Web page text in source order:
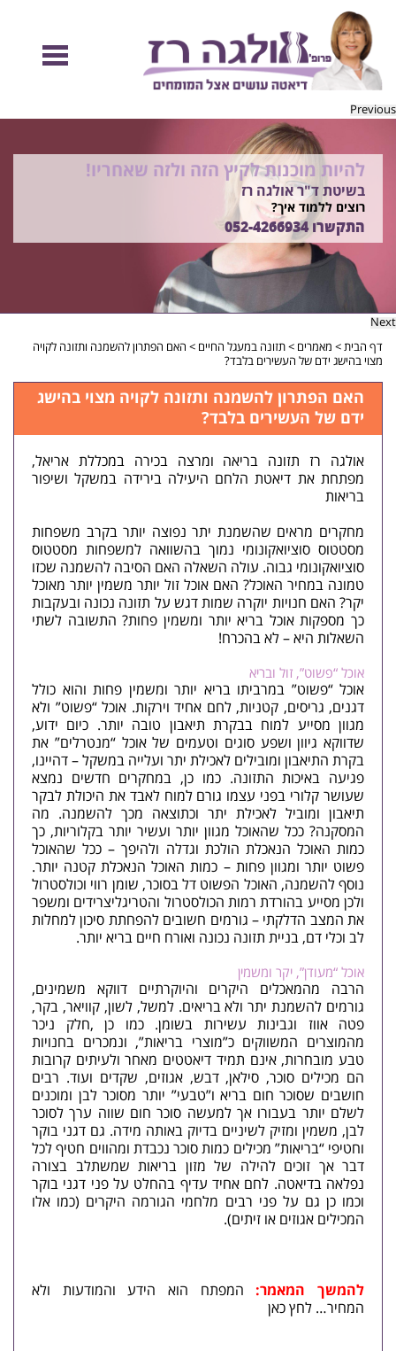
Previous
להיות מוכנות לקיץ הזה ולזה שאחריו!
בשיטת ד"ר אולגה רז
רוצים ללמוד איך?
התקשרו052-4266934
אוכלים טעים ובריא ללא תחושת רעב
ויורדים במשקל
הצטרפו לקבוצות הרזיה ותזונה בריאה של פרופ' אולגה רז
להרשמה052-4266934
Next
דף הבית> מאמרים >תזונה במעגל החיים > האם הפתרון להשמנה ותזונה לקויה
מצוי בהישג ידם של העשירים בלבד?
האם הפתרון להשמנה ותזונה לקויה מצוי בהישג
ידם של העשירים בלבד?
אולגה רז תזונה בריאה ומרצה בכירה במכללת אריאל,
מפתחת את דיאטת הלחם היעילה בירידה במשקל ושיפור
בריאות
מחקרים מראים שהשמנת יתר נפוצה יותר בקרב משפחות
מסטטוס סוציואקונומי נמוך בהשוואה למשפחות מסטטוס
סוציואקונומי גבוה. עולה השאלה האם הסיבה להשמנה שכזו
טמונה במחיר האוכל? האם אוכל זול יותר משמין יותר מאוכל
יקר? האם חנויות יוקרה שמות דגש על תזונה נכונה ובעקבות
כך מספקות אוכל בריא יותר ומשמין פחות? התשובה לשתי
השאלות היא – לא בהכרח!
אוכל “פשוט”, זול ובריא
אוכל “פשוט” במרביתו בריא יותר ומשמין פחות והוא כולל
דגנים, גריסים, קטניות, לחם אחיד וירקות. אוכל “פשוט” ולא
מגוון מסייע למוח בבקרת תיאבון טובה יותר. כיום ידוע,
שדווקא גיוון ושפע סוגים וטעמים של אוכל “מנטרלים” את
בקרת התיאבון ומובילים לאכילת יתר ועלייה במשקל – דהיינו,
פגיעה באיכות התזונה. כמו כן, במחקרים חדשים נמצא
שעושר קלורי בפני עצמו גורם למוח לאבד את היכולת לבקר
תיאבון ומוביל לאכילת יתר וכתוצאה מכך להשמנה. מה
המסקנה? ככל שהאוכל מגוון יותר ועשיר יותר בקלוריות, כך
כמות האוכל הנאכלת הולכת וגדלה ולהיפך – ככל שהאוכל
פשוט יותר ומגוון פחות – כמות האוכל הנאכלת קטנה יותר.
נוסף להשמנה, האוכל הפשוט דל בסוכר, שומן רווי וכולסטרול
ולכן מסייע בהורדת רמות הכולסטרול והטריגליצרידים ומשפר
את המצב הדלקתי – גורמים חשובים להפחתת סיכון למחלות
לב וכלי דם, בניית תזונה נכונה ואורח חיים בריא יותר.
אוכל “מעודן”, יקר ומשמין
הרבה מהמאכלים היקרים והיוקרתיים דווקא משמינים,
גורמים להשמנת יתר ולא בריאים. למשל, לשון, קוויאר, בקר,
פטה אווז וגבינות עשירות בשומן. כמו כן ,חלק ניכר
מהמוצרים המשווקים כ”מוצרי בריאות”, ונמכרים בחנויות
טבע מובחרות, אינם תמיד דיאטטים מאחר ולעיתים קרובות
הם מכילים סוכר, סילאן, דבש, אגוזים, שקדים ועוד. רבים
חושבים שסוכר חום בריא ו”טבעי” יותר מסוכר לבן ומוכנים
לשלם יותר בעבורו אך למעשה סוכר חום שווה ערך לסוכר
לבן, משמין ומזיק לשיניים בדיוק באותה מידה. גם דגני בוקר
וחטיפי “בריאות” מכילים כמות סוכר נכבדת ומהווים חטיף לכל
דבר אך זוכים להילה של מזון בריאות שמשתלב בצורה
נפלאה בדיאטה. לחם אחיד עדיף בהחלט על פני דגני בוקר
וכמו כן גם על פני רבים מלחמי הגורמה היקרים (כמו אלו
המכילים אגוזים או זיתים).
להמשך המאמר:
המפתח הוא הידע והמודעות ולא
המחיר… לחץ כאן